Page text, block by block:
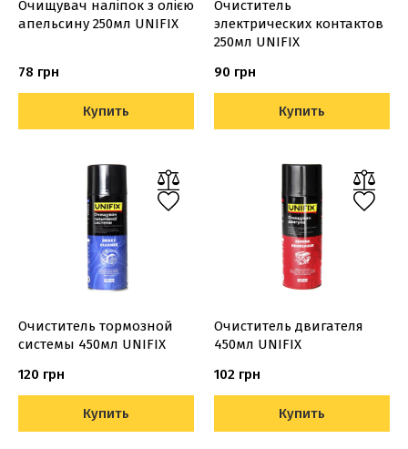
Очищувач наліпок з олією
апельсину 250мл UNIFIX
78 грн
Купить
Очиститель
электрических контактов
250мл UNIFIX
90 грн
Купить
Очиститель тормозной
системы 450мл UNIFIX
120 грн
Купить
Очиститель двигателя
450мл UNIFIX
102 грн
Купить